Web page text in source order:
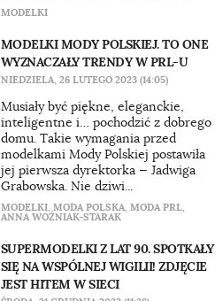
MODELKI
MODELKI MODY POLSKIEJ. TO ONE
WYZNACZAŁY TRENDY W PRL-U
NIEDZIELA, 26 LUTEGO 2023 (14:05)
Musiały być piękne, eleganckie,
inteligentne i… pochodzić z dobrego
domu. Takie wymagania przed
modelkami Mody Polskiej postawiła
jej pierwsza dyrektorka — Jadwiga
Grabowska. Nie dziwi...
MODELKI, MODA POLSKA, MODA PRL,
ANNA WOŹNIAK-STARAK
SUPERMODELKI Z LAT 90. SPOTKAŁY
SIĘ NA WSPÓLNEJ WIGILII! ZDJĘCIE
JEST HITEM W SIECI